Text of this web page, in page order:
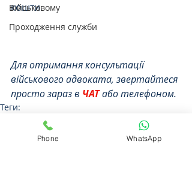
Військовому
Проходження служби
кошти.
Для отримання консультації
військового адвоката, звертайтеся
просто зараз в ЧАТ або телефоном.
Теги:
війна
Phone WhatsApp